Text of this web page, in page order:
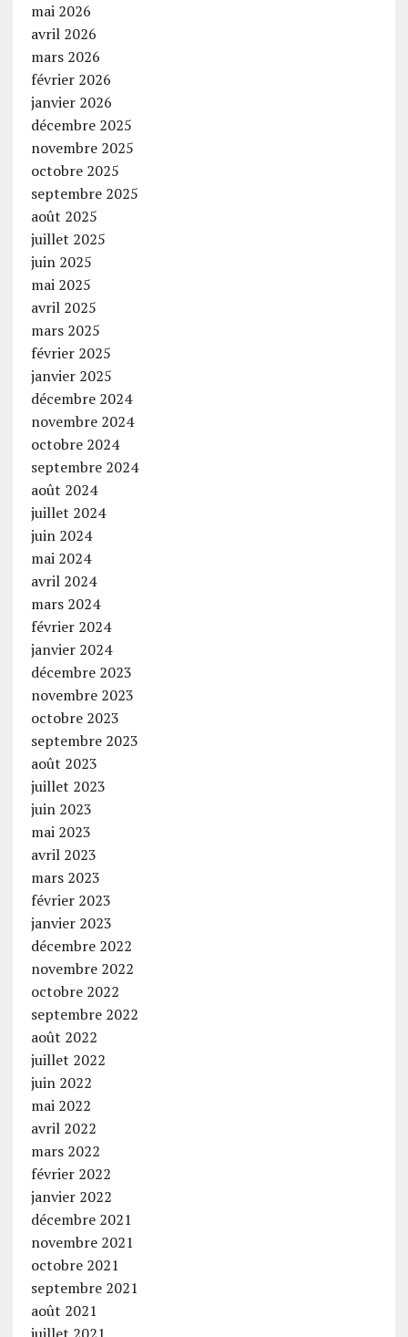
mai 2026
avril 2026
mars 2026
février 2026
janvier 2026
décembre 2025
novembre 2025
octobre 2025
septembre 2025
août 2025
juillet 2025
juin 2025
mai 2025
avril 2025
mars 2025
février 2025
janvier 2025
décembre 2024
novembre 2024
octobre 2024
septembre 2024
août 2024
juillet 2024
juin 2024
mai 2024
avril 2024
mars 2024
février 2024
janvier 2024
décembre 2023
novembre 2023
octobre 2023
septembre 2023
août 2023
juillet 2023
juin 2023
mai 2023
avril 2023
mars 2023
février 2023
janvier 2023
décembre 2022
novembre 2022
octobre 2022
septembre 2022
août 2022
juillet 2022
juin 2022
mai 2022
avril 2022
mars 2022
février 2022
janvier 2022
décembre 2021
novembre 2021
octobre 2021
septembre 2021
août 2021